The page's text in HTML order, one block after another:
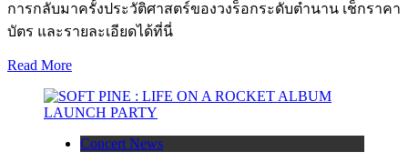
การกลับมาครั้งประวัติศาสตร์ของวงร็อกระดับตำนาน เช็กราคา
บัตร และรายละเอียดได้ที่นี่
Read More
Concert News